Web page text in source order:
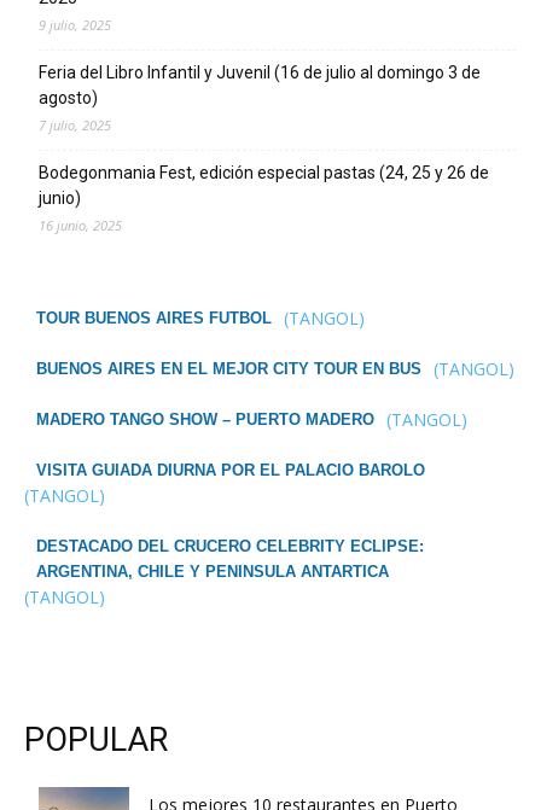
9 julio, 2025
Feria del Libro Infantil y Juvenil (16 de julio al domingo 3 de
agosto)
7 julio, 2025
Bodegonmania Fest, edición especial pastas (24, 25 y 26 de
junio)
16 junio, 2025
TOUR BUENOS AIRES FUTBOL (TANGOL)
BUENOS AIRES EN EL MEJOR CITY TOUR EN BUS (TANGOL)
MADERO TANGO SHOW – PUERTO MADERO (TANGOL)
VISITA GUIADA DIURNA POR EL PALACIO BAROLO
(TANGOL)
DESTACADO DEL CRUCERO CELEBRITY ECLIPSE:
ARGENTINA, CHILE Y PENINSULA ANTARTICA
(TANGOL)
POPULAR
Los mejores 10 restaurantes en Puerto